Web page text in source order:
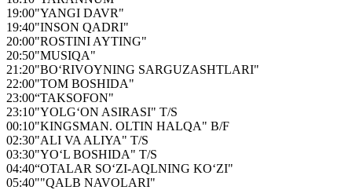
19:00"YANGI DAVR"
19:40"INSON QADRI"
20:00"ROSTINI AYTING"
20:50"MUSIQA"
21:20"BO‘RIVOYNING SARGUZASHTLARI"
22:00"TOM BOSHIDA"
23:00“TAKSOFON"
23:10"YOLG‘ON ASIRASI" T/S
00:10"KINGSMAN. OLTIN HALQA" B/F
02:30"ALI VA ALIYA" T/S
03:30"YO‘L BOSHIDA" T/S
04:40“OTALAR SO‘ZI-AQLNING KO‘ZI"
05:40""QALB NAVOLARI"